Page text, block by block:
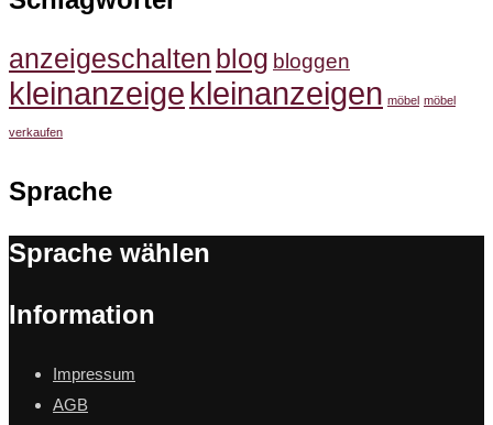
anzeigeschalten blog bloggen
kleinanzeige kleinanzeigen möbel möbel
verkaufen
Sprache
Sprache wählen
Information
Impressum
AGB